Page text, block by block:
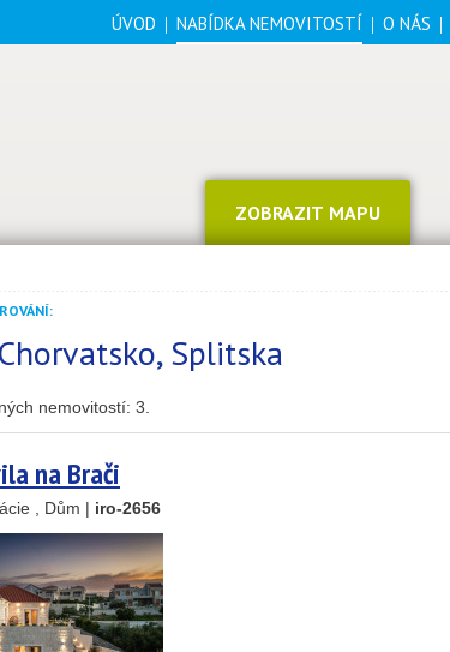
23
15
30
ÚVOD NABÍDKA NEMOVITOSTÍ O NÁS
ZOBRAZIT MAPU
Splitska
nemovitostí: 3
na Brači
, Dům | iro-2656